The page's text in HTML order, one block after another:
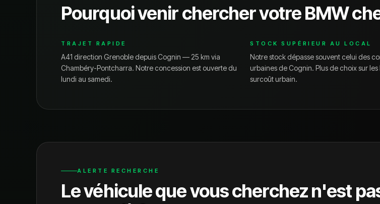
Pourquoi venir chercher votreBMW
TRAJET RAPIDE
A41 direction Grenoble depuis Cognin — 25 km via
Chambéry-Pontcharra. Notre concession est ouverte du
lundi au samedi.
STOCK SUPÉRIEUR AU LOCAL
Notre stock dépasse souvent celui des
urbaines deCognin. Plus de choix sur les
surcoût urbain.
ALERTE RECHERCHE
Le véhicule que vous cherchez n'est